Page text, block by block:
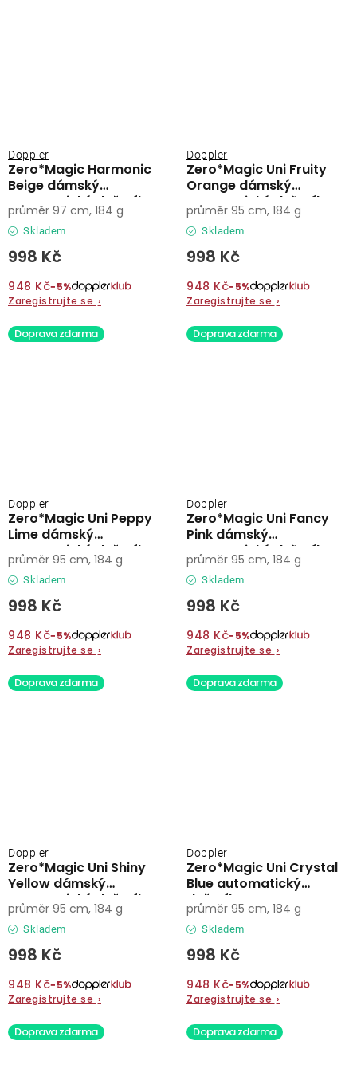
Zero*Magic Harmonic
Beige dámský
automatický deštník
Doppler
Skladem
998 Kč
948 Kč−5%
Zaregistrujte se ›
průměr 97 cm, 184 g
Zero*Magic Uni Fruity
Orange dámský
automatický deštník
Doppler
Skladem
998 Kč
948 Kč−5%
Zaregistrujte se ›
průměr 95 cm, 184 g
Doprava zdarma
Zero*Magic Uni Peppy
Lime dámský
automatický deštník
Doppler
Skladem
998 Kč
948 Kč−5%
Zaregistrujte se ›
průměr 95 cm, 184 g
Doprava zdarma
Zero*Magic Uni Fancy
Pink dámský
automatický deštník
Doppler
Skladem
998 Kč
948 Kč−5%
Zaregistrujte se ›
průměr 95 cm, 184 g
Doprava zdarma
Zero*Magic Uni Shiny
Yellow dámský
automatický deštník
Doppler
Skladem
998 Kč
948 Kč−5%
Zaregistrujte se ›
průměr 95 cm, 184 g
Doprava zdarma
Zero*Magic Uni Crystal
Blue automatický
deštník
Doppler
Skladem
998 Kč
948 Kč−5%
Zaregistrujte se ›
průměr 95 cm, 184 g
Doprava zdarma Doprava zdarma